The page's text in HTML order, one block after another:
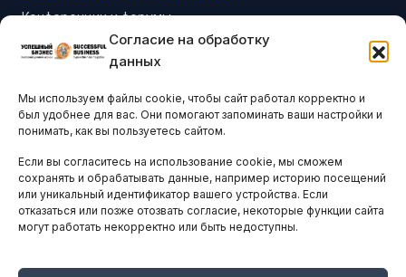
Согласие на обработку
данных
Мы используем файлы cookie, чтобы сайт работал корректно и
был удобнее для вас. Они помогают запоминать ваши настройки и
понимать, как вы пользуетесь сайтом.
Если вы согласитесь на использование cookie, мы сможем
сохранять и обрабатывать данные, например историю посещений
или уникальный идентификатор вашего устройства. Если
отказаться или позже отозвать согласие, некоторые функции сайта
могут работать некорректно или быть недоступны.
Конференции и форумы
Бизнес-клубы и ассоциации
Остальные новости
АНАЛИТИКА И СТАТИСТИКА
ARTICLES IN ENGLISH
НАВИГАЦИЯ